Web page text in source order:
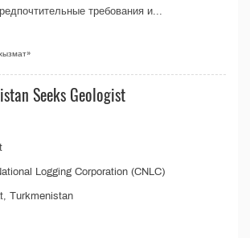
требования и...
Seeks Geologist
Logging Corporation (CNLC)
Turkmenistan